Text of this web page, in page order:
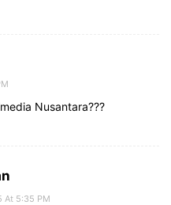
Nusantara???
At 5:35 PM